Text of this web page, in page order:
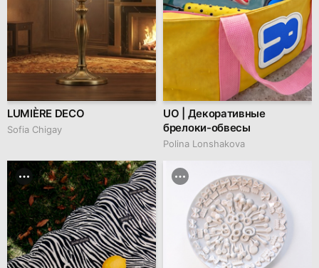
LUMIÈRE DECO
Sofia Chigay
UO | Декоративные
брелоки-обвесы
Polina Lonshakova